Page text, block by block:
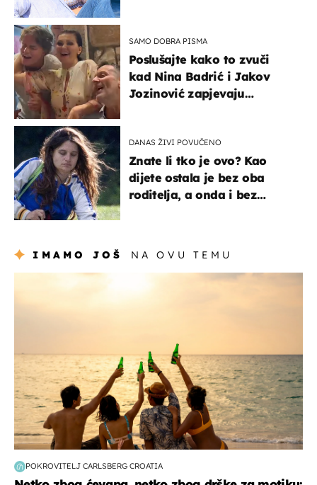
SAMO DOBRA PISMA
Poslušajte kako to zvuči
kad Nina Badrić i Jakov
Jozinović zapjevaju
DANAS ŽIVI POVUČENO
Znate li tko je ovo? Kao
dijete ostala je bez oba
roditelja, a onda i bez
IMAMO JOŠ NA OVU TEMU
POKROVITELJ CARLSBERG CROATIA